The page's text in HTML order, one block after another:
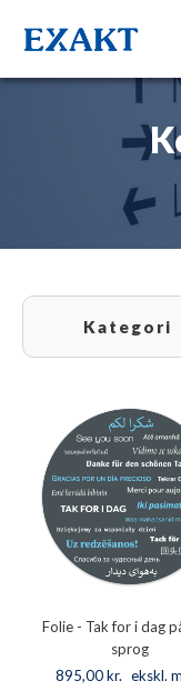
Kategori
Folie - Tak for i dag
sprog
895,00kr. ekskl.